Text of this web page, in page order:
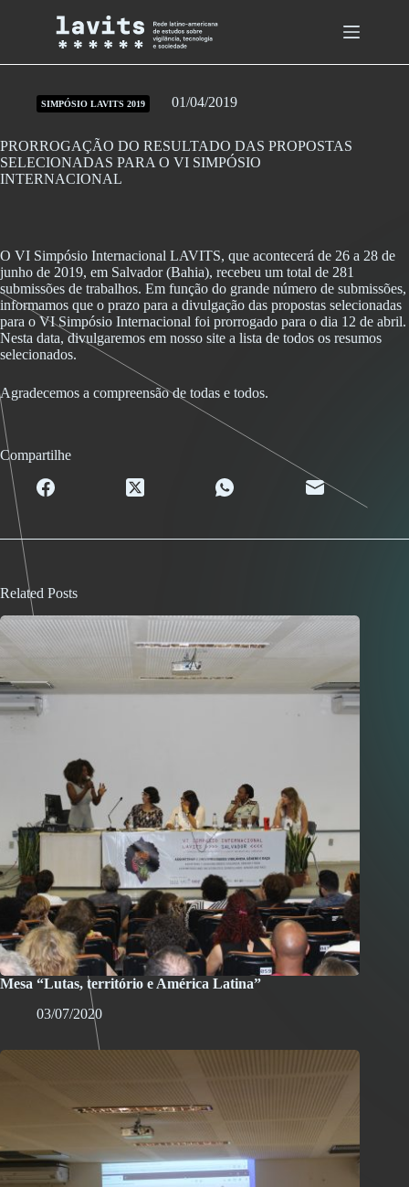
SIMPÓSIO LAVITS 2019 01/04/2019
PRORROGAÇÃO DO RESULTADO DAS PROPOSTAS
SELECIONADAS PARA O VI SIMPÓSIO
INTERNACIONAL
O VI Simpósio Internacional LAVITS, que acontecerá de 26 a 28 de
junho de 2019, em Salvador (Bahia), recebeu um total de 281
submissões de trabalhos. Em função do grande número de submissões,
informamos que o prazo para a divulgação das propostas selecionadas
para o VI Simpósio Internacional foi prorrogado para o dia 12 de abril.
Nesta data, divulgaremos em nosso site a lista de todos os resumos
selecionados.
Agradecemos a compreensão de todas e todos.
Compartilhe
Related Posts
Mesa “Lutas, território e América Latina”
03/07/2020